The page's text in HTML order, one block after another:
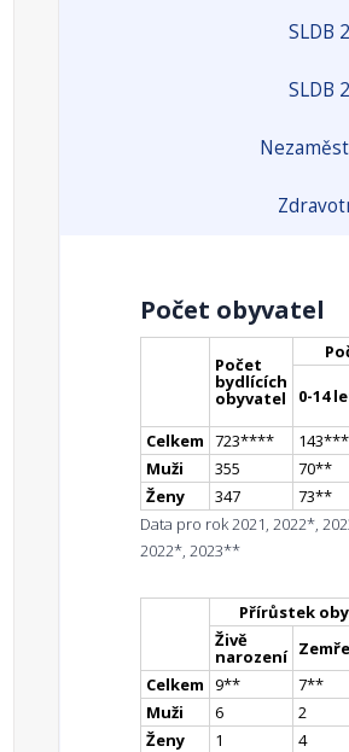
SLDB
SLDB
Počet obyvatel
Počet
bydlících
obyvatel 0-14
Celkem 723**** 143**
Muži
355 70**
Ženy
347 73**
Data pro rok 2021, 2022*,
2022*, 2023**
Přírůstek
Živě
narození
Celkem 9** 7**
Muži
6 2
Ženy
1 4